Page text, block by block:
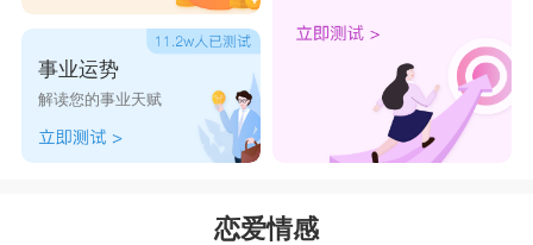
事业运势
解读您的事业天赋
恋爱情感